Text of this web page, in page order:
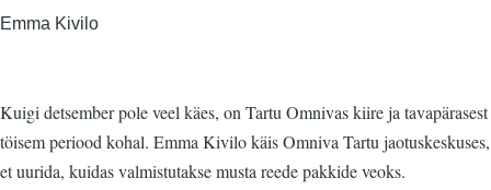
Emma Kivilo
Kuigi detsember pole veel käes, on Tartu Omnivas kiire ja tavapärasest
töisem periood kohal. Emma Kivilo käis Omniva Tartu jaotuskeskuses,
et uurida, kuidas valmistutakse musta reede pakkide veoks.